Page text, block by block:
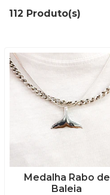
112 Produto(s)
Medalha Rabo de
Baleia